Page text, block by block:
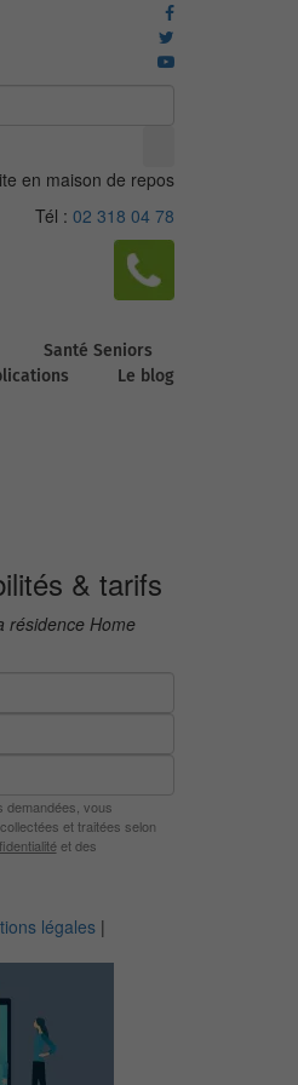
en maison de repos
Tél : 02 318 04 78
Santé Seniors
Le blog
& tarifs
résidence Home
demandées, vous
et traitées selon
et des
légales |